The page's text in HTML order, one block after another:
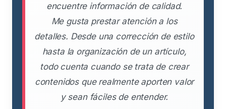
encuentre información de calidad.
Me gusta prestar atención a los
detalles. Desde una corrección de estilo
hasta la organización de un artículo,
todo cuenta cuando se trata de crear
contenidos que realmente aporten valor
y sean fáciles de entender.